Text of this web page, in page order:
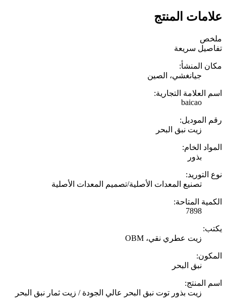
علامات المنتج
ملخص
تفاصيل سريعة
مكان المنشأ:
جيانغشي، الصين
اسم العلامة التجارية:
baicao
رقم الموديل:
زيت نبق البحر
المواد الخام:
بذور
نوع التوريد:
تصنيع المعدات الأصلية/تصميم المعدات الأصلية
الكمية المتاحة:
7898
يكتب:
زيت عطري نقي، OBM
المكون:
نبق البحر
اسم المنتج:
زيت بذور توت نبق البحر عالي الجودة / زيت ثمار نبق البحر